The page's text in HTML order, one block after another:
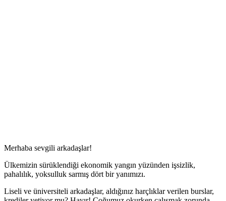
Merhaba sevgili arkadaşlar!
Ülkemizin sürüklendiği ekonomik yangın yüzünden işsizlik,
pahalılık, yoksulluk sarmış dört bir yanımızı.
Liseli ve üniversiteli arkadaşlar, aldığınız harçlıklar verilen burslar,